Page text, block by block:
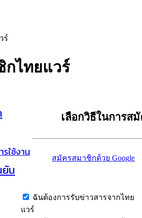
ไทยแวร์
ใช้งาน
น
เลือกวิธีในการส
สมัครสมาชิกด้วย Google
ฉันต้องการรับข่าวสารจากไทย
แวร์